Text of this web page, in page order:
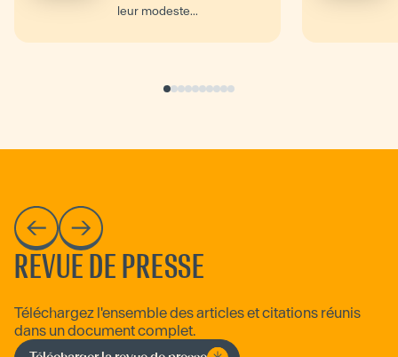
leur modeste...
REVUE DE PRESSE
Téléchargez l'ensemble des articles et citations réunis
dans un document complet.